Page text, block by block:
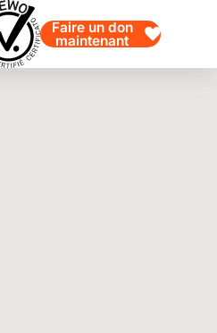
Faire un don
maintenant